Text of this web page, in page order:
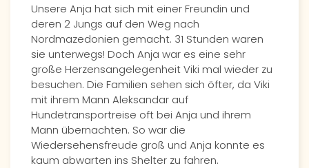
Unsere Anja hat sich mit einer Freundin und
deren 2 Jungs auf den Weg nach
Nordmazedonien gemacht. 31 Stunden waren
sie unterwegs! Doch Anja war es eine sehr
große Herzensangelegenheit Viki mal wieder zu
besuchen. Die Familien sehen sich öfter, da Viki
mit ihrem Mann Aleksandar auf
Hundetransportreise oft bei Anja und ihrem
Mann übernachten. So war die
Wiedersehensfreude groß und Anja konnte es
kaum abwarten ins Shelter zu fahren.